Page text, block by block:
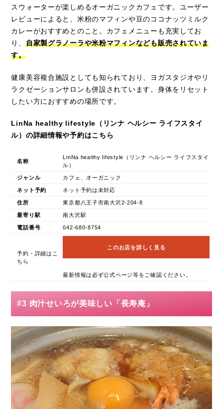
スウォーターが楽しめるオーガニックカフェです。ユーザー
レビューによると、米粉のマフィンや豆のココナッツミルク
カレーがおすすめとのこと。カフェメニューも充実してお
り、 自家製グラノーラや米粉マフィンなども販売されていま
す。
健康美容複合施設としても知られており、ヨガスタジオやリ
ラクゼーションサロンも併設されています。身体をリセット
したい方におすすめの場所です。
LinNa healthy lifestyle（リンナ ヘルシー ライフスタイ
ル）の詳細情報や予約はこちら
名称
LinNa healthy lifestyle（リンナ ヘルシー ライフスタイ
ル）
ジャンル カフェ、オーガニック
ネット予約 ネット予約は未対応
住所 東京都八王子市南大沢2-204-8
最寄り駅 南大沢駅
電話番号 042-680-8754
予約・詳細はこ
ちら
このお店を詳しく見る
最新情報は必ず公式ページ等をご確認ください。
#3 肉汁せいろが美味しい「長寿庵」